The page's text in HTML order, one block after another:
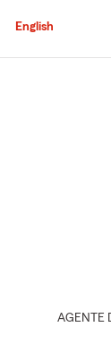
English
AGENTE